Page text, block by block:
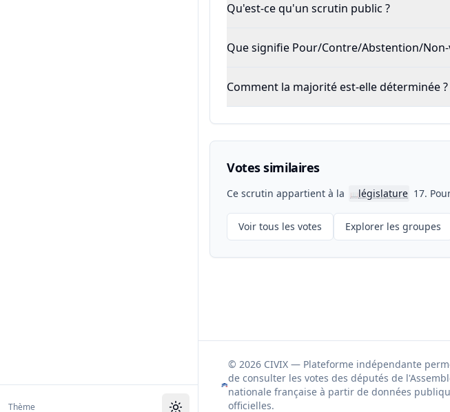
Thème
Qu'est-ce qu'un scrutin public ?
Que signifie Pour/Contre/Abstention/
Comment la majorité est-elle déterminée ?
Votes similaires
Ce scrutin appartient à la 📖législature 17.
Voir tous les votes Explorer les groupes
© 2026 CIVIX — Plateforme indépendante
de consulter les votes des députés de
nationale française à partir de données
officielles.